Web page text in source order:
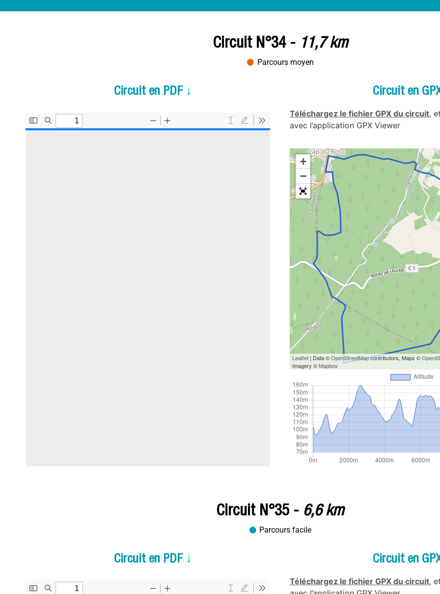
Circuit N°34 - 11,7 km
Parcours moyen
Circuit en PDF ↓ Circuit en
Téléchargez le fichier GPX du circuit,
avec l’application GPX Viewer
+
−
Leaflet | Data ©OpenStreetMapcontributors, Maps ©
Imagery ©Mapbox
Circuit N°35 - 6,6 km
Parcours facile
Circuit en PDF ↓ Circuit en
Téléchargez le fichier GPX du circuit,